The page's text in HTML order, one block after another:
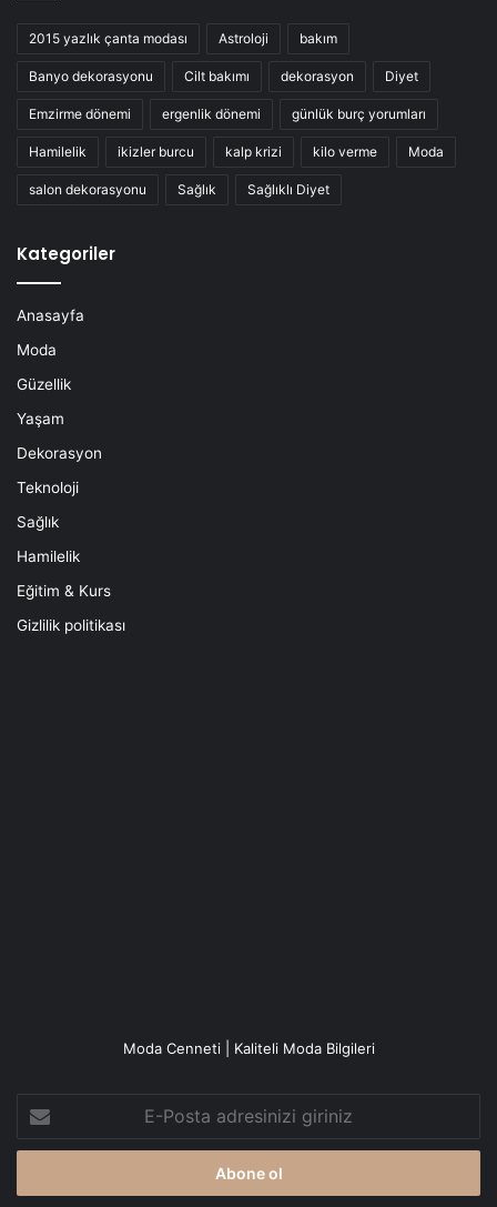
2015 yazlık çanta modası Astroloji bakım
Banyo dekorasyonu Cilt bakımı dekorasyon Diyet
Emzirme dönemi ergenlik dönemi günlük burç yorumları
Hamilelik ikizler burcu kalp krizi kilo verme Moda
salon dekorasyonu Sağlık Sağlıklı Diyet
Kategoriler
Anasayfa
Moda
Güzellik
Yaşam
Dekorasyon
Teknoloji
Sağlık
Hamilelik
Eğitim & Kurs
Gizlilik politikası
Moda Cenneti | Kaliteli Moda Bilgileri
Posta
adresinizi